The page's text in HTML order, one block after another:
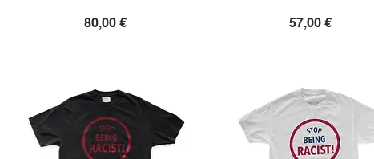
Preis
80,00 €
Preis
57,00 €